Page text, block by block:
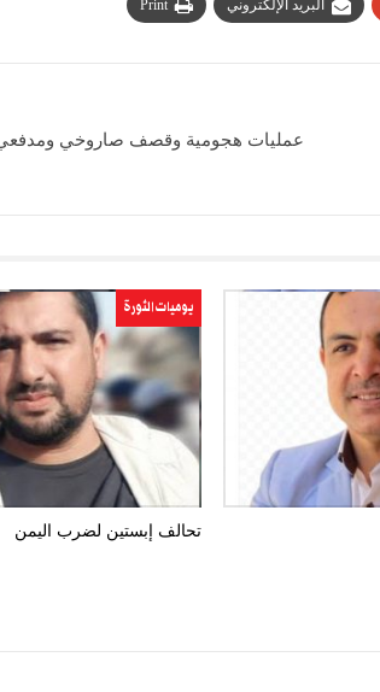
البريد الإلكتروني Print
عمليات هجومية وقصف صاروخي ومدفعي
يوميات الثورة
تحالف إبستين لضرب اليمن